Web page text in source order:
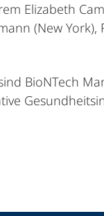
Elizabeth
(New
BioNTech